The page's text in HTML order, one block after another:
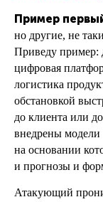
Пример
но другие, не
Приведу пример:
цифровая
логистика
обстановкой
до клиента или
внедрены модели
на основании
и прогнозы и
Атакующий